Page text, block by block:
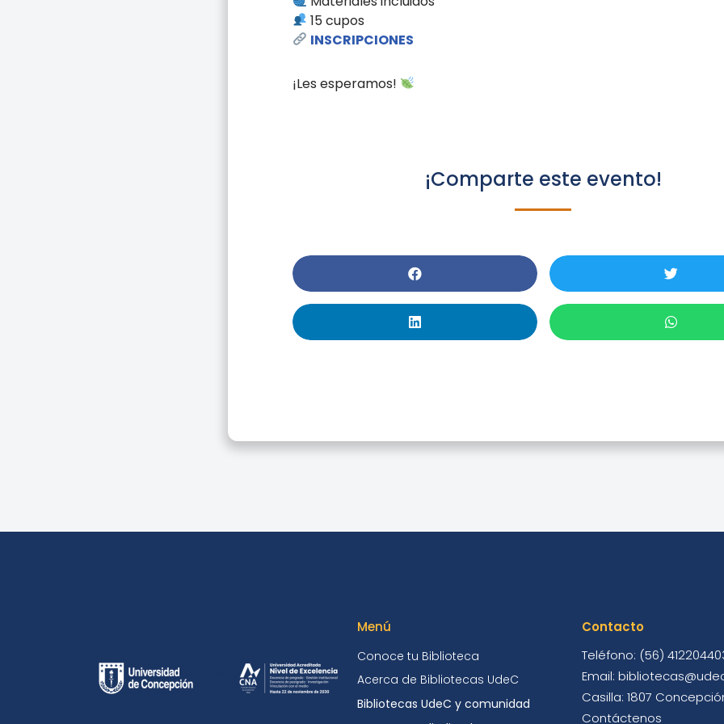
15 cupos
INSCRIPCIONES
¡Les esperamos!
¡Comparte este evento!
Menú
Conoce tu Biblioteca
Acerca de Bibliotecas UdeC
Bibliotecas UdeC y comunidad
Contacto
Teléfono: (56)
Email:
Casilla: 1807
Contáctenos